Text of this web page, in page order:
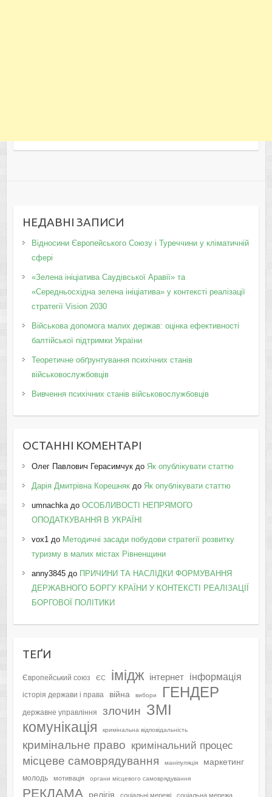
НЕДАВНІ ЗАПИСИ
Відносини Європейського Союзу і Туреччини у кліматичній
сфері
«Зелена ініціатива Саудівської Аравії» та
«Середньосхідна зелена ініціатива» у контексті реалізації
стратегії Vision 2030
Військова допомога малих держав: оцінка ефективності
балтійської підтримки України
Теоретичне обґрунтування психічних станів
військовослужбовців
Вивчення психічних станів військовослужбовців
ОСТАННІ КОМЕНТАРІ
Олег Павлович Герасимчукдо Як опублікувати статтю
Дарія Дмитрівна Корешнякдо Як опублікувати статтю
umnachkaдо ОСОБЛИВОСТІ НЕПРЯМОГО
ОПОДАТКУВАННЯ В УКРАЇНІ
vox1 до Методичні засади побудови стратегії розвитку
туризму в малих містах Рівненщини
anny3845до ПРИЧИНИ ТА НАСЛІДКИ ФОРМУВАННЯ
ДЕРЖАВНОГО БОРГУ КРАЇНИ У КОНТЕКСТІ РЕАЛІЗАЦІЇ
БОРГОВОЇ ПОЛІТИКИ
ТЕҐИ
Європейський союз ЄС імідж інтернет інформація
історія держави і права війна вибори ГЕНДЕР
державне управління злочин ЗМІ
комунікація кримінальна відповідальність
кримінальне право кримінальний процес
місцеве самоврядування маніпуляція маркетинг
молодь мотивація органи місцевого самоврядування
РЕКЛАМА релігія соціальні мережі соціальна мережа